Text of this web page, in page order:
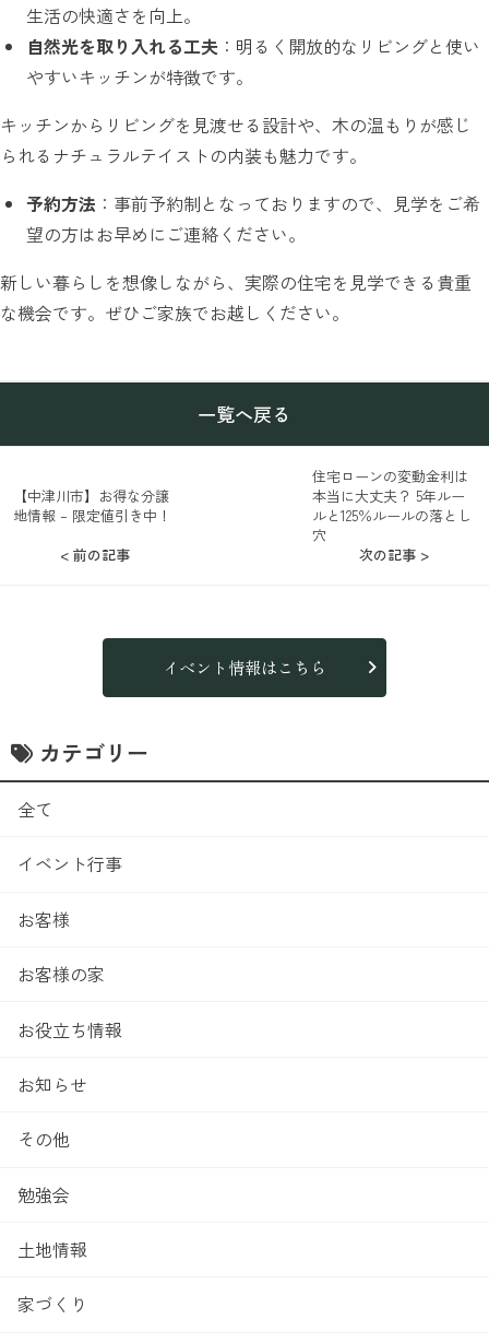
生活の快適さを向上。
自然光を取り入れる工夫 ：明るく開放的なリビングと使い
やすいキッチンが特徴です。
キッチンからリビングを見渡せる設計や、木の温もりが感じ
られるナチュラルテイストの内装も魅力です。
予約方法 ：事前予約制となっておりますので、見学をご希
望の方はお早めにご連絡ください。
新しい暮らしを想像しながら、実際の住宅を見学できる貴重
な機会です。ぜひご家族でお越しください。
< 前の記事
【中津川市】お得な分譲
地情報 – 限定値引き中！
一覧へ戻る
住宅ローンの変動金利は
本当に大丈夫？ 5年ルー
ルと125％ルールの落とし
穴
次の記事 >
イベント情報はこちら
カテゴリー
全て
イベント行事
お客様
お客様の家
お役立ち情報
お知らせ
その他
勉強会
土地情報
家づくり